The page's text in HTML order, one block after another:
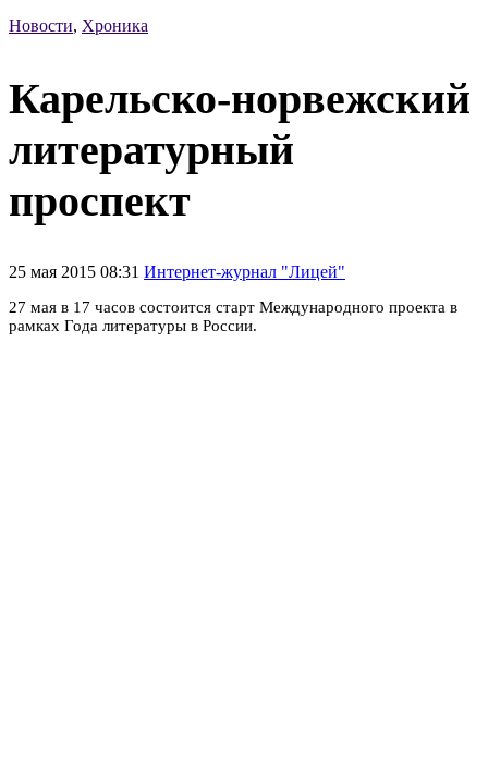
Новости, Хроника
Карельско-норвежский
литературный
проспект
25 мая 2015 08:31 Интернет-журнал "Лицей"
27 мая в 17 часов состоится старт Международного проекта в
рамках Года литературы в России.